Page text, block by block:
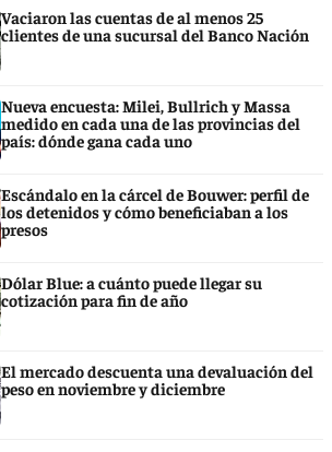
Vaciaron las cuentas de al menos 25
clientes de una sucursal del Banco Nación
Nueva encuesta: Milei, Bullrich y Massa
medido en cada una de las provincias del
país: dónde gana cada uno
Escándalo en la cárcel de Bouwer: perfil de
los detenidos y cómo beneficiaban a los
presos
Dólar Blue: a cuánto puede llegar su
cotización para fin de año
El mercado descuenta una devaluación del
peso en noviembre y diciembre